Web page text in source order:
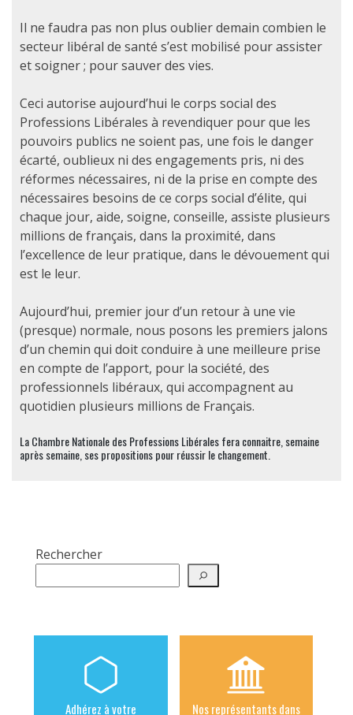
Il ne faudra pas non plus oublier demain combien le
secteur libéral de santé s’est mobilisé pour assister
et soigner ; pour sauver des vies.
Ceci autorise aujourd’hui le corps social des
Professions Libérales à revendiquer pour que les
pouvoirs publics ne soient pas, une fois le danger
écarté, oublieux ni des engagements pris, ni des
réformes nécessaires, ni de la prise en compte des
nécessaires besoins de ce corps social d’élite, qui
chaque jour, aide, soigne, conseille, assiste plusieurs
millions de français, dans la proximité, dans
l’excellence de leur pratique, dans le dévouement qui
est le leur.
Aujourd’hui, premier jour d’un retour à une vie
(presque) normale, nous posons les premiers jalons
d’un chemin qui doit conduire à une meilleure prise
en compte de l’apport, pour la société, des
professionnels libéraux, qui accompagnent au
quotidien plusieurs millions de Français.
La Chambre Nationale des Professions Libérales fera connaitre, semaine
après semaine, ses propositions pour réussir le changement.
Rechercher
Adhérez à votre
Nos représentants dans